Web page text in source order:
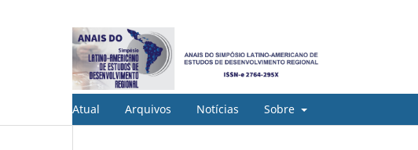
Atual Arquivos Notícias Sobre